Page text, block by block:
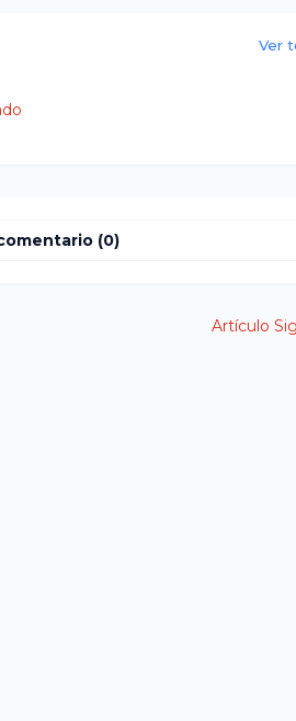
Ver
(0)
Artículo